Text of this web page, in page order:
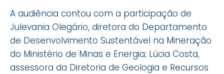
A audiência contou com a participação de
Julevania Olegário, diretora do Departamento
de Desenvolvimento Sustentável na Mineração
do Ministério de Minas e Energia; Lúcia Costa,
assessora da Diretoria de Geologia e Recursos